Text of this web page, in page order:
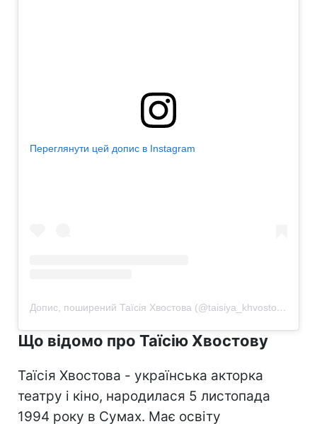
Переглянути цей допис в Instagram
Допис, поширений Таїсія Хвостова (@taisiya_khvostova)
Що відомо про Таїсію Хвостову
Таїсія Хвостова - українська акторка
театру і кіно, народилася 5 листопада
1994 року в Сумах. Має освіту